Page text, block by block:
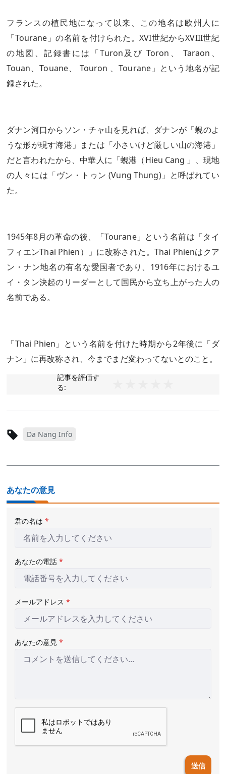
フランスの植民地になって以来、この地名は欧州人に
「Tourane」の名前を付けられた。XVI世紀からXVIII世紀
の地図、記録書には「Turon及び Toron、 Taraon、
Touan、Touane、 Touron 、Tourane」という地名が記
録された。
ダナン河口からソン・チャ山を見れば、ダナンが「蜆のよ
うな形が現す海港」または「小さいけど厳しい山の海港」
だと言われたから、中華人に「蜆港（Hieu Cang 」、現地
の人々には「ヴン・トゥン (Vung Thung)」と呼ばれてい
た。
1945年8月の革命の後、「Tourane」という名前は「タイ
フィエンThai Phien）」に改称された。Thai Phienはクア
ン・ナン地名の有名な愛国者であり、1916年におけるユ
イ・タン決起のリーダーとして国民から立ち上がった人の
名前である。
「Thai Phien」という名前を付けた時期から2年後に「ダ
ナン」に再改称され、今までまだ変わってないとのこと。
記事を評価す
る:
Da Nang Info
あなたの意見
君の名は *
あなたの電話 *
メールアドレス *
あなたの意見 *
送信